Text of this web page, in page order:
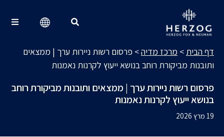
דף הבית > מרכז מדיה> פרסום רשות ניירות ערך | ממצאים
ותובנות מביקורת רוחב בנושא ייעוץ לקרנות נאמנות
פרסום רשות ניירות ערך | ממצאים ותובנות מביקורת רוחב
בנושא ייעוץ לקרנות נאמנות
19 מרץ 2026